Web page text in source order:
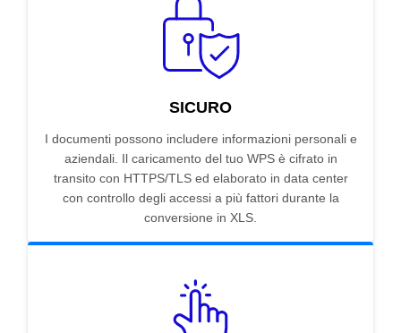
SICURO
I documenti possono includere informazioni personali e
aziendali. Il caricamento del tuo WPS è cifrato in
transito con HTTPS/TLS ed elaborato in data center
con controllo degli accessi a più fattori durante la
conversione in XLS.